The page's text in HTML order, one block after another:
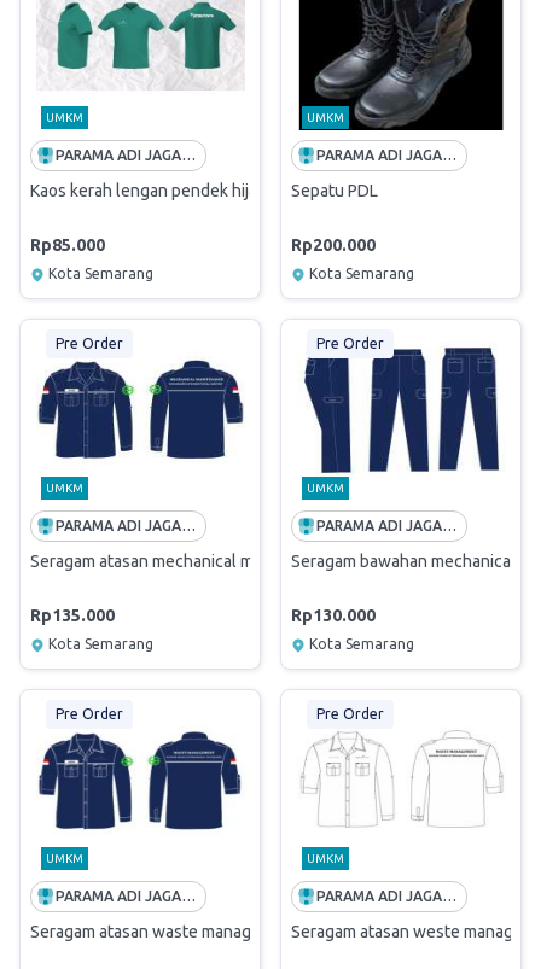
UMKM
PARAMA ADI JAGADDHITA
Kaos kerah lengan pendek hijau
Rp85.000
Kota Semarang
UMKM
PARAMA ADI JAGADDHITA
Sepatu PDL
Rp200.000
Kota Semarang
Pre Order
UMKM
PARAMA ADI JAGADDHITA
Seragam atasan mechanical maintenance
Rp135.000
Kota Semarang
Pre Order
UMKM
PARAMA ADI JAGADDHITA
Seragam bawahan mechanical
Rp130.000
Kota Semarang
Pre Order
UMKM
PARAMA ADI JAGADDHITA
Seragam atasan waste management
Pre Order
UMKM
PARAMA ADI JAGADDHITA
Seragam atasan weste